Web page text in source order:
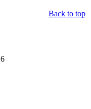
Back to top